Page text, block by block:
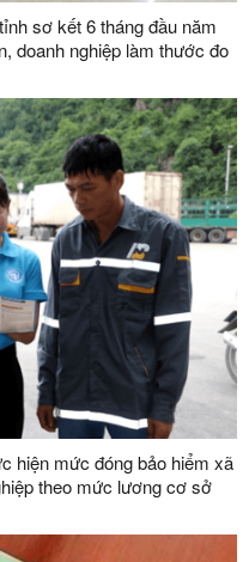
sơ kết 6 tháng đầu năm
doanh nghiệp làm thước đo
hiện mức đóng bảo hiểm xã
theo mức lương cơ sở